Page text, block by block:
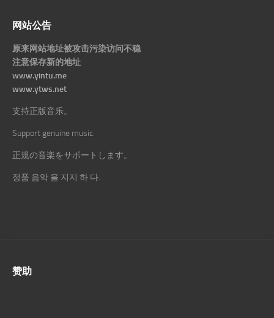
网站公告
原来网站地址被攻击污染访问不稳
注意保存新的地址
www.yintu.me
www.ytws.net
支持正版音乐。
Support genuine music.
正規の音楽をサポートします。
정품 음악 을 지지 하 다.
赞助